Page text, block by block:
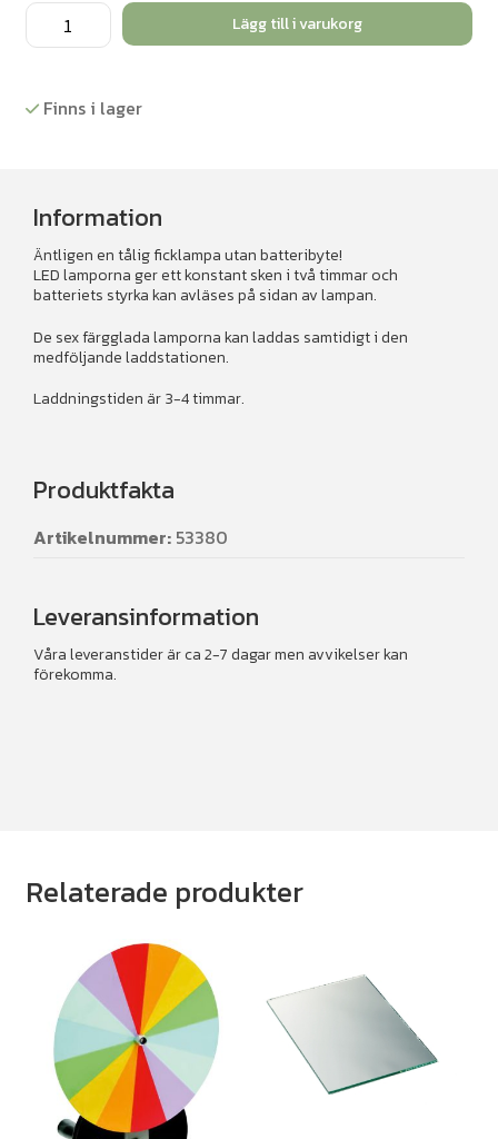
Easi-
Torch
ficklampor
Lägg till i varukorg
Finns i lager
Information
Äntligen en tålig ficklampa utan batteribyte!
LED lamporna ger ett konstant sken i två timmar och
batteriets styrka kan avläses på sidan av lampan.
De sex färgglada lamporna kan laddas samtidigt i den
medföljande laddstationen.
Laddningstiden är 3-4 timmar.
Produktfakta
Artikelnummer: 53380
Leveransinformation
Våra leveranstider är ca 2-7 dagar men avvikelser kan
förekomma.
Relaterade produkter